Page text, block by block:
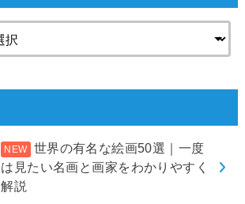
世界の有名な絵画50選｜一度
は見たい名画と画家をわかりやすく
解説